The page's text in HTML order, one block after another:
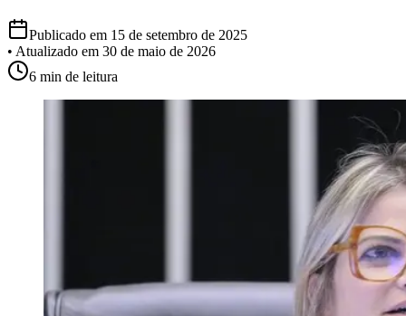
Publicado em 15 de setembro de 2025
• Atualizado em 30 de maio de 2026
6 min de leitura